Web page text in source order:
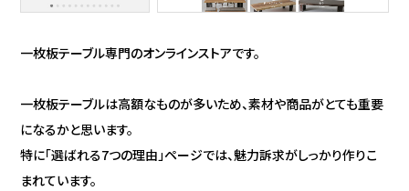
一枚板テーブル専門のオンラインストアです。
一枚板テーブルは高額なものが多いため、素材や商品がとても重要
になるかと思います。
特に「選ばれる7つの理由」ページでは、魅力訴求がしっかり作りこ
まれています。